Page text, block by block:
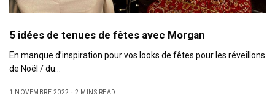
5 idées de tenues de fêtes avec Morgan
En manque d’inspiration pour vos looks de fêtes pour les réveillons
de Noël / du…
1 NOVEMBRE 2022 2 MINS READ